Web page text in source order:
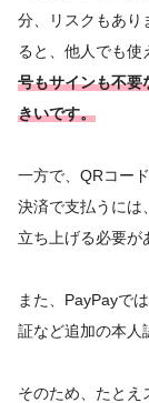
分、リスクもあり
ると、他人でも使
号もサインも不要
きいです。
一方で、QRコー
決済で支払うには
立ち上げる必要が
また、PayPayで
証など追加の本人
そのため、たとえ